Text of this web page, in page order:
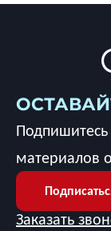
материалов
Заказать